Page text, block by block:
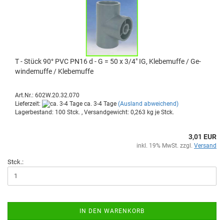
T - Stück 90° PVC PN16 d - G = 50 x 3/4" IG, Kle­be­muf­fe / Ge­
win­de­muf­fe / Kle­be­muf­fe
Art.Nr.: 602W.20.32.070
Lieferzeit:
ca. 3-4 Tage (Ausland abweichend)
Lagerbestand: 100 Stck. , Versandgewicht: 0,263 kg je Stck.
3,01 EUR
inkl. 19% MwSt. zzgl. Versand
Stck.:
IN DEN WARENKORB